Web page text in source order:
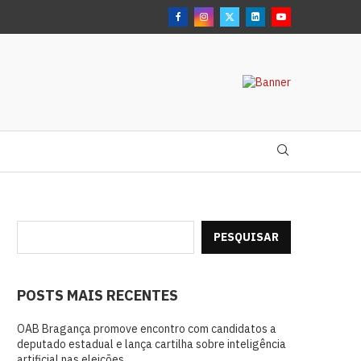
PESQUISAR
POSTS MAIS RECENTES
OAB Bragança promove encontro com candidatos a
deputado estadual e lança cartilha sobre inteligência